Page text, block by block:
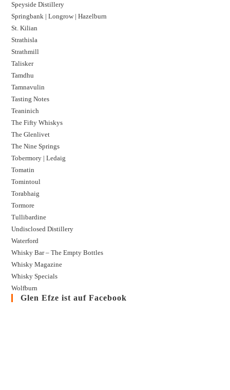
Speyside Distillery
Springbank | Longrow | Hazelburn
St. Kilian
Strathisla
Strathmill
Talisker
Tamdhu
Tamnavulin
Tasting Notes
Teaninich
The Fifty Whiskys
The Glenlivet
The Nine Springs
Tobermory | Ledaig
Tomatin
Tomintoul
Torabhaig
Tormore
Tullibardine
Undisclosed Distillery
Waterford
Whisky Bar – The Empty Bottles
Whisky Magazine
Whisky Specials
Wolfburn
Glen Efze ist auf Facebook